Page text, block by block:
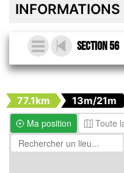
Section 56
77.1km
13m/21m
Ma position
Toute